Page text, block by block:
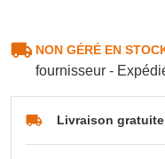
NON GÉRÉ EN
fournisseur -
Livraison